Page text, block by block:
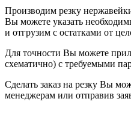
Производим резку
Вы можете указать
и отгрузим с остатками от
Для точности Вы можете
схематично) с требуемыми
Сделать заказ на резку Вы
менеджерам или отправив